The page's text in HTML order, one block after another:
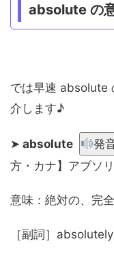
absolute の
では早速 absolute
介します♪
➤ absolute 発
方・カナ】アブソ
意味：絶対の、完
［副詞］